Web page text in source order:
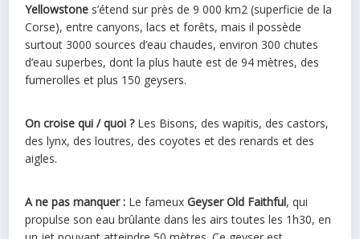
Yellowstone s’étend sur près de 9 000 km2 (superficie de la
Corse), entre canyons, lacs et forêts, mais il possède
surtout 3000 sources d’eau chaudes, environ 300 chutes
d’eau superbes, dont la plus haute est de 94 mètres, des
fumerolles et plus 150 geysers.
On croise qui / quoi ?Les Bisons, des wapitis, des castors,
des lynx, des loutres, des coyotes et des renards et des
aigles.
A ne pas manquer : Le fameuxGeyser Old Faithful, qui
propulse son eau brûlante dans les airs toutes les 1h30, en